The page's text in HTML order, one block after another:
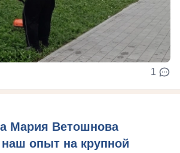
1
Мария Ветошнова
опыт на крупной